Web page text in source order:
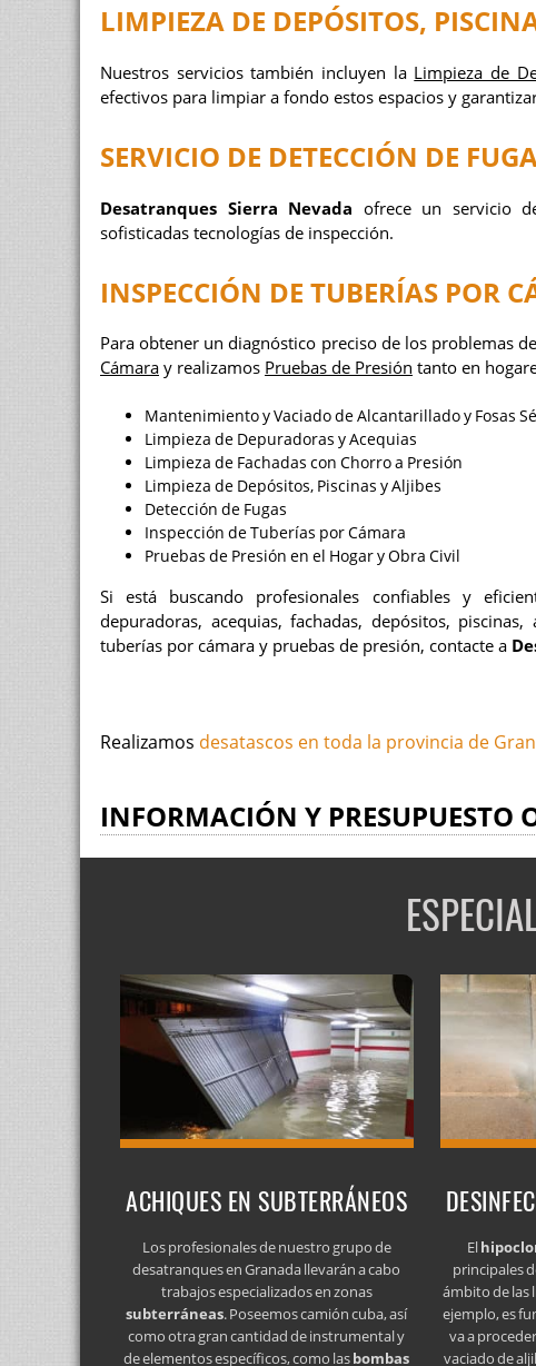
LIMPIEZA DE DEPÓSITOS,
Nuestros servicios también incluyen la Limpieza de
efectivos para limpiar a fondo estos espacios y
SERVICIO DE DETECCIÓN DE
Desatranques Sierra Nevada ofrece un servicio
sofisticadas tecnologías de inspección.
INSPECCIÓN DE TUBERÍAS POR
Para obtener un diagnóstico preciso de los problemas
Cámara y realizamos Pruebas de Presión tanto en
Mantenimiento y Vaciado de Alcantarillado y Fosas
Limpieza de Depuradoras y Acequias
Limpieza de Fachadas con Chorro a Presión
Limpieza de Depósitos, Piscinas y Aljibes
Detección de Fugas
Inspección de Tuberías por Cámara
Pruebas de Presión en el Hogar y Obra Civil
Si está buscando profesionales confiables y
depuradoras, acequias, fachadas, depósitos,
tuberías por cámara y pruebas de presión, contacte a
Realizamos desatascos en toda la provincia de
INFORMACIÓN Y PRESUPUESTO
ACHIQUES EN SUBTERRÁNEOS
Los profesionales de nuestro grupo de
desatranques en Granada llevarán a cabo
trabajos especializados en zonas
subterráneas. Poseemos camión cuba, así
como otra gran cantidad de instrumental y
de elementos específicos, como lasbombas
El
principales
ámbito de las
ejemplo, es
va a
vaciado de